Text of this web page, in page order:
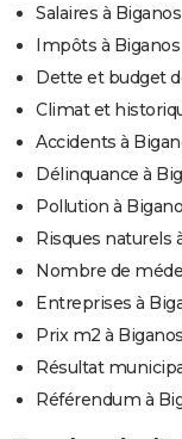
Salaires à Biganos
Impôts à Biganos
Dette et budget
Climat et
Accidents à
Délinquance à
Pollution à
Risques naturels
Nombre de
Entreprises à
Prix m2 à Biganos
Résultat
Référendum à